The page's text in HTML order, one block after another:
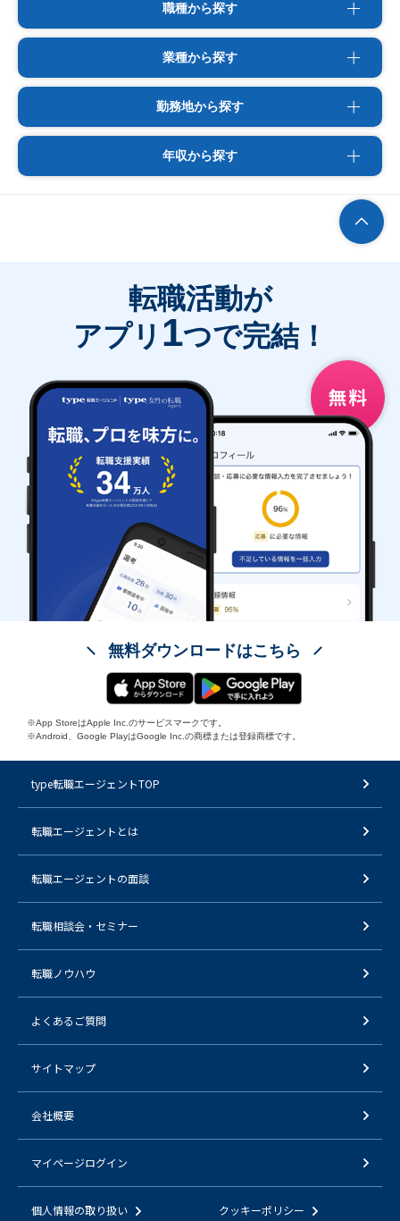
職種から探す
業種から探す
勤務地から探す
年収から探す
転職活動が
アプリ 1つで完結！
無料ダウンロードはこちら
※App StoreはApple Inc.のサービスマークです。
※Android、Google PlayはGoogle Inc.の商標または登録商標です。
type転職エージェントTOP
転職エージェントとは
転職エージェントの面談
転職相談会・セミナー
転職ノウハウ
よくあるご質問
サイトマップ
会社概要
マイページログイン
個人情報の取り扱い クッキーポリシー